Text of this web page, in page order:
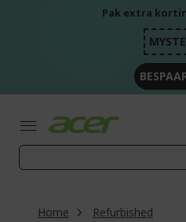
Pak extra
Home Refurbished